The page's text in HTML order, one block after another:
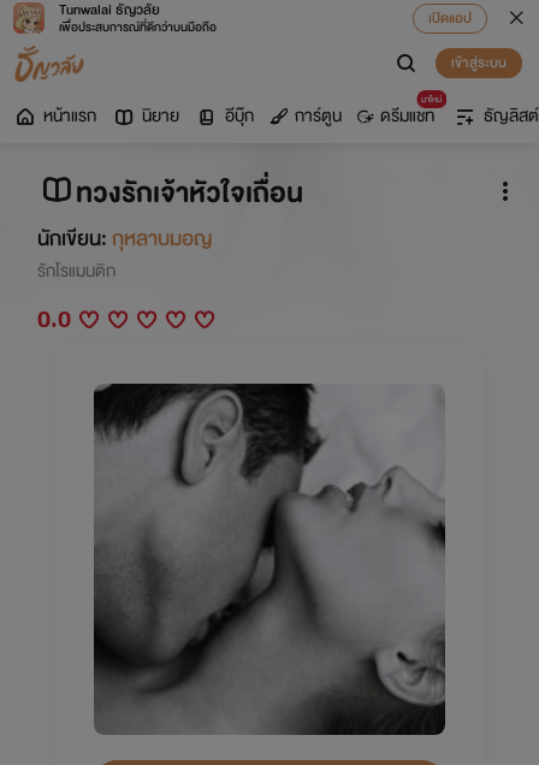
Tunwalai ธัญวลัย
เพื่อประสบการณ์ที่ดีกว่าบนมือถือ
เปิดแอป
เข้าสู่ระบบ
หน้าแรก นิยาย อีบุ๊ก การ์ตูน
มาใหม่
ดรีมแชท ธัญลิสต์
ทวงรักเจ้าหัวใจเถื่อน
นักเขียน:กุหลาบมอญ
รักโรแมนติก
0.0